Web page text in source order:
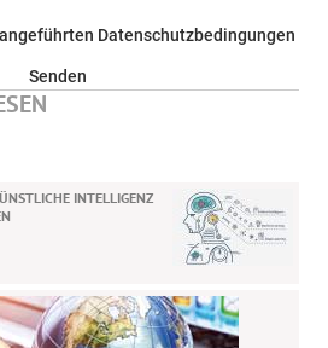
Datenschutzbedingungen
Senden
INTELLIGENZ